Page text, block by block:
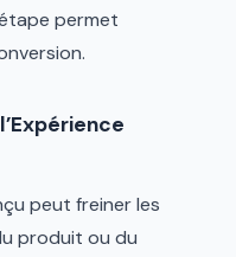
permet
peut freiner les
produit ou du